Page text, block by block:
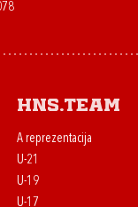
HNS.team
A reprezentacija
U-21
U-19
U-17